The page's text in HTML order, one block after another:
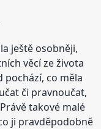
ještě osobněji,
věcí ze života
pochází, co měla
či pravnoučat,
takové malé
ji pravděpodobně